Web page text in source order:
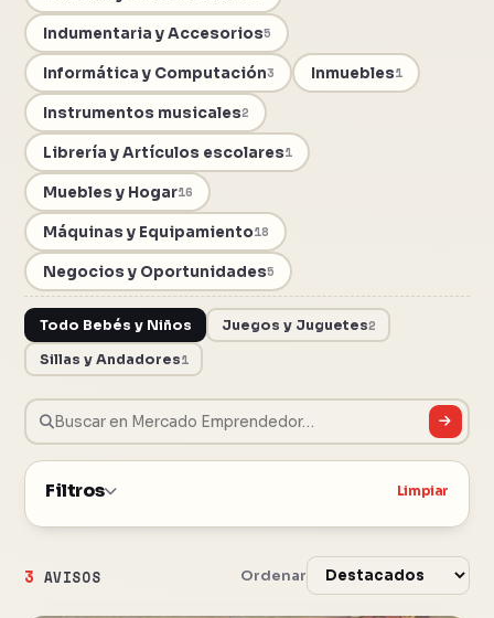
Indumentaria y Accesorios5
Informática y Computación3 Inmuebles1
Instrumentos musicales2
Librería y Artículos escolares1
Muebles y Hogar16
Máquinas y Equipamiento18
Negocios y Oportunidades5
Todo Bebés y Niños Juegos y Juguetes2
Sillas y Andadores1
Filtros Limpiar
3 AVISOS Ordenar